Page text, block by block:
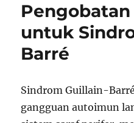
untuk
Barré
Sindrom Guillain-
gangguan autoimun